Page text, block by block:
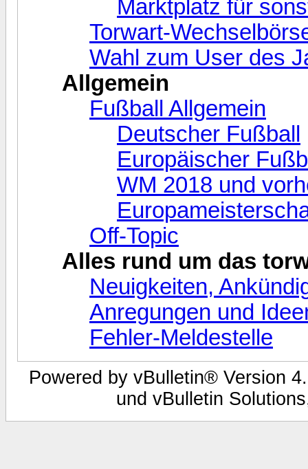
Marktplatz für
Torwart-
Wahl zum User des
Allgemein
Fußball Allgemein
Deutscher Fußball
Europäischer
WM 2018 und
Off-Topic
Alles rund um das
Neuigkeiten,
Anregungen und
Fehler-Meldestelle
Powered by vBulletin® Version
und vBulletin